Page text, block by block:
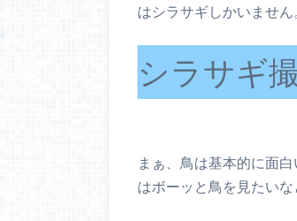
はシラサギしかいません
シラサギ
まぁ、鳥は基本的に面
はボーッと鳥を見たいな